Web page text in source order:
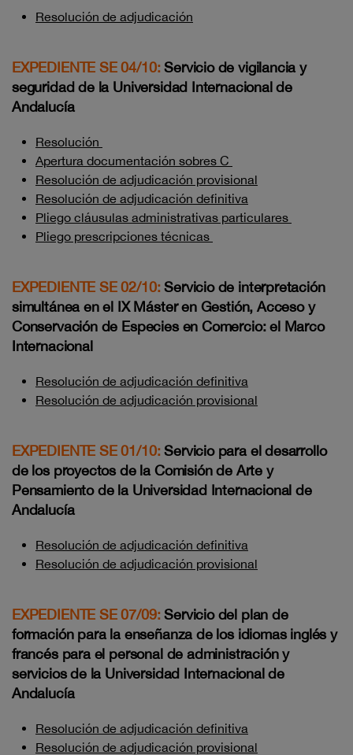
Resolución de adjudicación
EXPEDIENTE SE 04/10:Servicio de vigilancia y
seguridad de la Universidad Internacional de
Andalucía
Resolución
Apertura documentación sobres C
Resolución de adjudicación provisional
Resolución de adjudicación definitiva
Pliego cláusulas administrativas particulares
Pliego prescripciones técnicas
EXPEDIENTE SE 02/10: Servicio de interpretación
simultánea en el IX Máster en Gestión, Acceso y
Conservación de Especies en Comercio: el Marco
Internacional
Resolución de adjudicación definitiva
Resolución de adjudicación provisional
EXPEDIENTE SE 01/10: Servicio para el desarrollo
de los proyectos de la Comisión de Arte y
Pensamiento de la Universidad Internacional de
Andalucía
Resolución de adjudicación definitiva
Resolución de adjudicación provisional
EXPEDIENTE SE 07/09: Servicio del plan de
formación para la enseñanza de los idiomas inglés y
francés para el personal de administración y
servicios de la Universidad Internacional de
Andalucía
Resolución de adjudicación definitiva
Resolución de adjudicación provisional